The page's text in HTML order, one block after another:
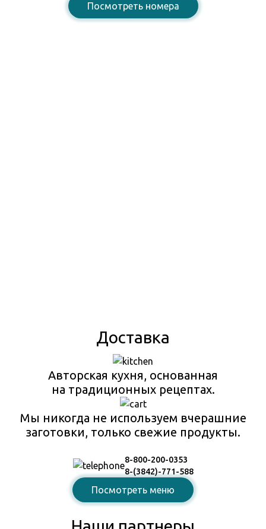
Посмотреть номера
Доставка
Авторская кухня, основанная
на традиционных рецептах.
Мы никогда не используем вчерашние
заготовки, только свежие продукты.
Посмотреть меню
8-800-200-0353
8-(3842)-771-588